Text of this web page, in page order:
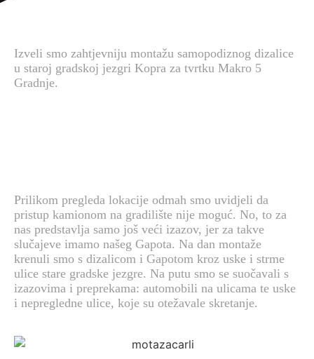
Izveli smo zahtjevniju montažu samopodiznog dizalice
u staroj gradskoj jezgri Kopra za tvrtku Makro 5
Gradnje.
Prilikom pregleda lokacije odmah smo uvidjeli da
pristup kamionom na gradilište nije moguć. No, to za
nas predstavlja samo još veći izazov, jer za takve
slučajeve imamo našeg Gapota. Na dan montaže
krenuli smo s dizalicom i Gapotom kroz uske i strme
ulice stare gradske jezgre. Na putu smo se suočavali s
izazovima i preprekama: automobili na ulicama te uske
i nepregledne ulice, koje su otežavale skretanje.